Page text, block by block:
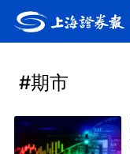
#期市